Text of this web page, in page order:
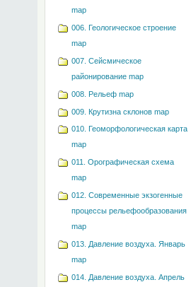
map
006. Геологическое строение
map
007. Сейсмическое
районирование map
008. Рельеф map
009. Крутизна склонов map
010. Геоморфологическая карта
map
011. Орографическая схема
map
012. Современные экзогенные
процессы рельефообразования
map
013. Давление воздуха. Январь
map
014. Давление воздуха. Апрель